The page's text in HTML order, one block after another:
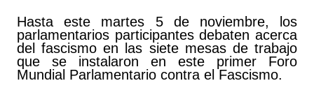
Hasta este martes 5 de noviembre, los
parlamentarios participantes debaten acerca
del fascismo en las siete mesas de trabajo
que se instalaron en este primer Foro
Mundial Parlamentario contra el Fascismo.